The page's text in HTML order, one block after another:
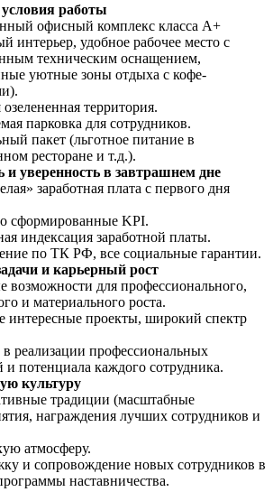
работы
офисный комплекс класса А+
интерьер, удобное рабочее место с
техническим оснащением,
уютные зоны отдыха с кофе-
территория.
парковка для сотрудников.
пакет (льготное питание в
ресторане и т.д.).
и уверенность в завтрашнем дне
заработная плата с первого дня
сформированные KPI.
индексация заработной платы.
по ТК РФ, все социальные гарантии.
и карьерный рост
возможности для профессионального,
и материального роста.
интересные проекты, широкий спектр
реализации профессиональных
потенциала каждого сотрудника.
культуру
традиции (масштабные
награждения лучших сотрудников и
атмосферу.
и сопровождение новых сотрудников в
наставничества.